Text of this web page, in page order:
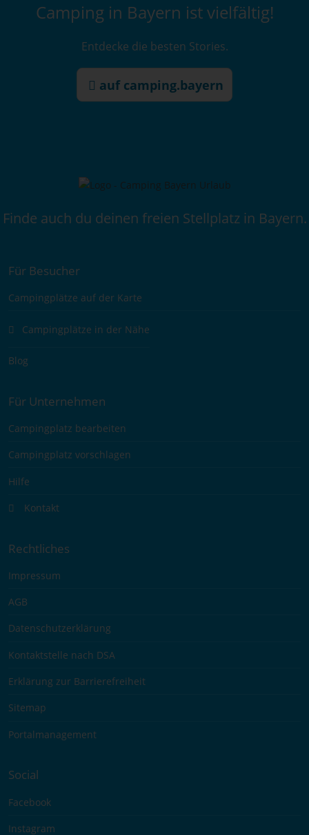
Camping in Bayern ist vielfältig!
Entdecke die besten Stories.
auf camping.bayern
Finde auch du deinen freien Stellplatz in Bayern.
Für Besucher
Campingplätze auf der Karte
Campingplätze in der Nähe
Blog
Für Unternehmen
Campingplatz bearbeiten
Campingplatz vorschlagen
Hilfe
Kontakt
Rechtliches
Impressum
AGB
Datenschutzerklärung
Kontaktstelle nach DSA
Erklärung zur Barrierefreiheit
Sitemap
Portalmanagement
Social
Facebook
Instagram